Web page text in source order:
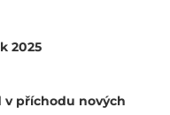
2025
v příchodu nových